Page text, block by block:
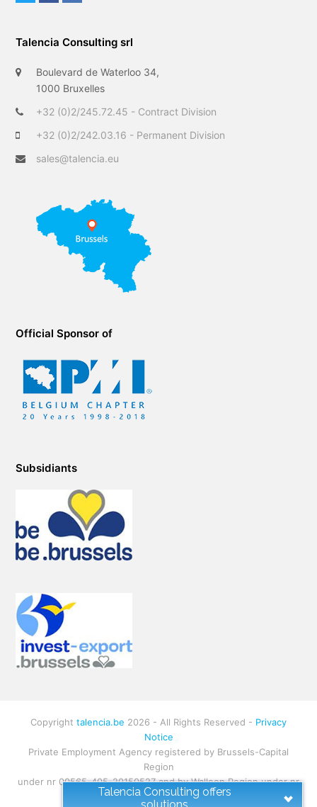
t
e
e
b
o
o
k
e
d
I
Talencia Consulting srl
Boulevard de Waterloo 34,
1000 Bruxelles
+32 (0)2/245.72.45 - Contract Division
+32 (0)2/242.03.16 - Permanent Division
sales@talencia.eu
Official Sponsor of
Subsidiants
Copyright talencia.be 2026 - All Rights Reserved - Privacy
Notice
Private Employment Agency registered by Brussels-Capital
Region
under nr 00565-405-20150527 and by Walloon Region under nr
W.RS.1130
Talencia Consulting offers